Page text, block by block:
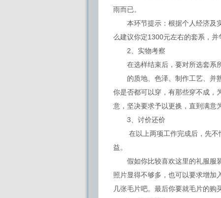
雨而已。
本环节提示：根据个人经济及实
么建议你定1300元左右的套系，并
2、实物考察
在选样结束后，要对所选套系所
的质地、色泽、制作工艺、并熟
你是否都可以穿，有那些穿不成，
意，坚决要求予以更换，直到满意
3、讨价还价
在以上两项工作完成后，先不忙
益。
假如你比较喜欢这里的礼服服装
照片显得不够多，也可以要求增加
几张毛片吧。最后你要就毛片的购